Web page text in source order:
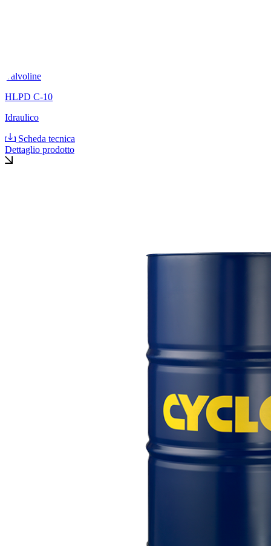
Valvoline
HLPD C-10
Idraulico
Scheda tecnica
Dettaglio prodotto